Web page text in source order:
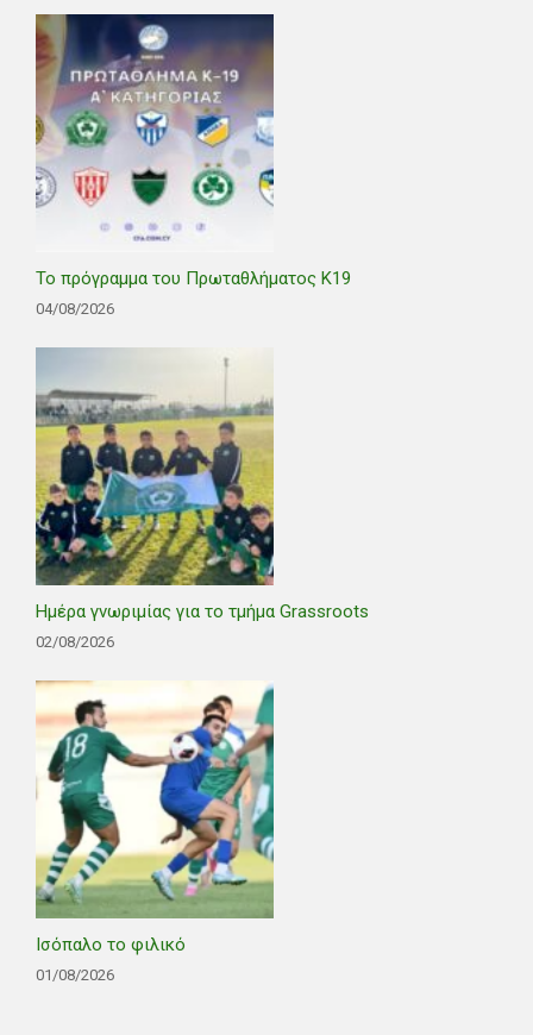
Το πρόγραμμα του Πρωταθλήματος Κ19
04/08/2026
Ημέρα γνωριμίας για το τμήμα Grassroots
02/08/2026
Ισόπαλο το φιλικό
01/08/2026